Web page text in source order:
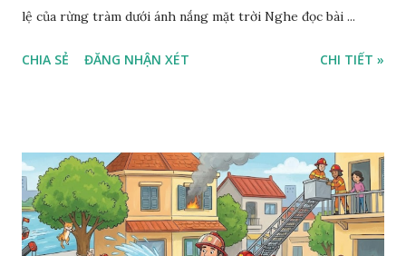
lệ của rừng tràm dưới ánh nắng mặt trời Nghe đọc bài ...
CHIA SẺ ĐĂNG NHẬN XÉT CHI TIẾT »